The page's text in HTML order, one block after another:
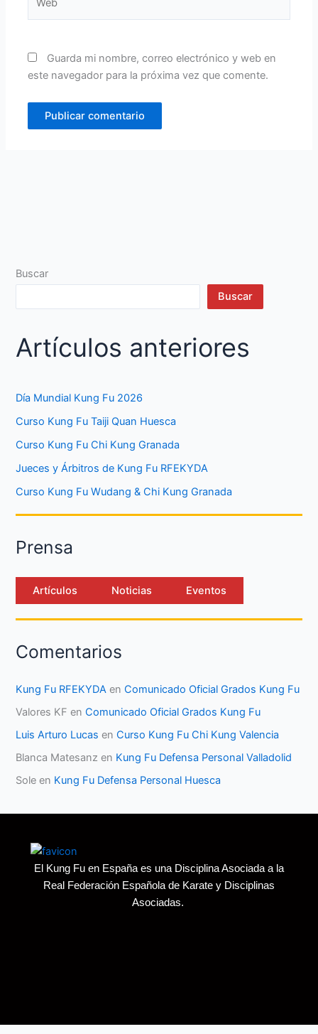
Guarda mi nombre, correo electrónico y web en
este navegador para la próxima vez que comente.
Buscar
Buscar
Artículos anteriores
Día Mundial Kung Fu 2026
Curso Kung Fu Taiji Quan Huesca
Curso Kung Fu Chi Kung Granada
Jueces y Árbitros de Kung Fu RFEKYDA
Curso Kung Fu Wudang & Chi Kung Granada
Prensa
Artículos Noticias Eventos
Comentarios
Kung Fu RFEKYDA enComunicado Oficial Grados Kung Fu
Valores KF enComunicado Oficial Grados Kung Fu
Luis Arturo Lucas enCurso Kung Fu Chi Kung Valencia
Blanca Matesanz en Kung Fu Defensa Personal Valladolid
Sole en Kung Fu Defensa Personal Huesca
El Kung Fu en España es una Disciplina Asociada a la
Real Federación Española de Karate y Disciplinas
Asociadas.